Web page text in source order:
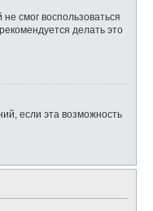
смог воспользоваться
делать это
если эта возможность